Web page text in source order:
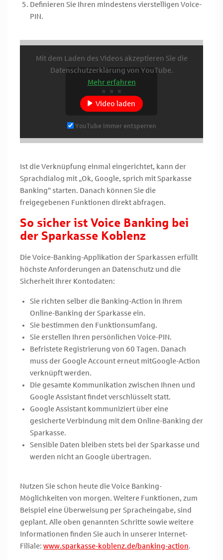
Definieren Sie Ihren mindestens vierstelligen Voice-
PIN.
Mit dem Laden des Videos akzeptieren Sie die
Datenschutzerklärung von YouTube.
Mehr erfahren
Video laden
YouTube immer entsperren
Ist die Verknüpfung einmal eingerichtet, kann der
Sprachdialog mit „Ok, Google, sprich mit Sparkasse
Banking“ starten. Danach können Sie die
freigegebenen Funktionen direkt abfragen.
So sicher ist Voice Banking bei
der Sparkasse Koblenz
Die Voice-Banking-Applikation der Sparkassen erfüllt
höchste Anforderungen an Datenschutz und die
Sicherheit Ihrer Kontodaten:
Sie richten selber die Banking-Action in Ihrem
Online-Banking der Sparkasse ein.
Sie bestimmen den Funktionsumfang.
Sie erstellen Ihren persönlichen Voice-PIN.
Befristete Registrierung von 60 Tagen. Danach
muss der Google Account erneut mitGoogle-Action
verknüpft werden.
Die gesamte Kommunikation zwischen Ihnen und
Google Assistant findet verschlüsselt statt.
Google Assistant kommuniziert über eine
gesicherte Verbindung mit dem Online-Banking der
Sparkasse.
Sensible Daten bleiben stets bei der Sparkasse und
werden nicht an Google übertragen.
Nutzen Sie schon heute die Voice Banking-
Möglichkeiten von morgen. Weitere Funktionen, zum
Beispiel eine Überweisung per Spracheingabe, sind
geplant. Alle oben genannten Schritte sowie weitere
Informationen finden Sie auch in unserer Internet-
Filiale: www.sparkasse-koblenz.de/banking-action.